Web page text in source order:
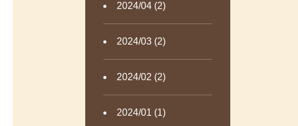
2024/04 (2)
2024/03 (2)
2024/02 (2)
2024/01 (1)